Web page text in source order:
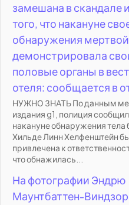
замешана в скандале
того, что накануне
обнаружения мертвой
демонстрировала
половые органы в
отеля: сообщается в
НУЖНО ЗНАТЬ По данным
издания g1, полиция
накануне обнаружения тела
Хильде Линн Хелфенштейн
привлечена к
что обнажилась...
На фотографии Эндрю
Маунтбаттен-Виндзор